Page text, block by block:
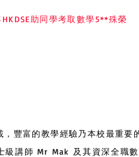
HKDSE助同學考取數學5**殊榮
，豐富的教學經驗乃本校最重要
級講師 Mr Mak 及其資深全職